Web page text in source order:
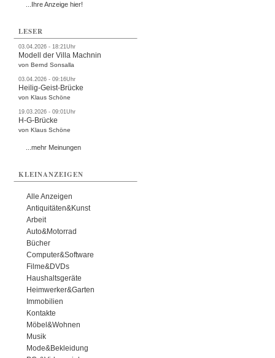
...Ihre Anzeige hier!
LESER
03.04.2026 - 18:21Uhr
Modell der Villa Machnin
von Bernd Sonsalla
03.04.2026 - 09:16Uhr
Heilig-Geist-Brücke
von Klaus Schöne
19.03.2026 - 09:01Uhr
H-G-Brücke
von Klaus Schöne
...mehr Meinungen
KLEINANZEIGEN
Alle Anzeigen
Antiquitäten&Kunst
Arbeit
Auto&Motorrad
Bücher
Computer&Software
Filme&DVDs
Haushaltsgeräte
Heimwerker&Garten
Immobilien
Kontakte
Möbel&Wohnen
Musik
Mode&Bekleidung